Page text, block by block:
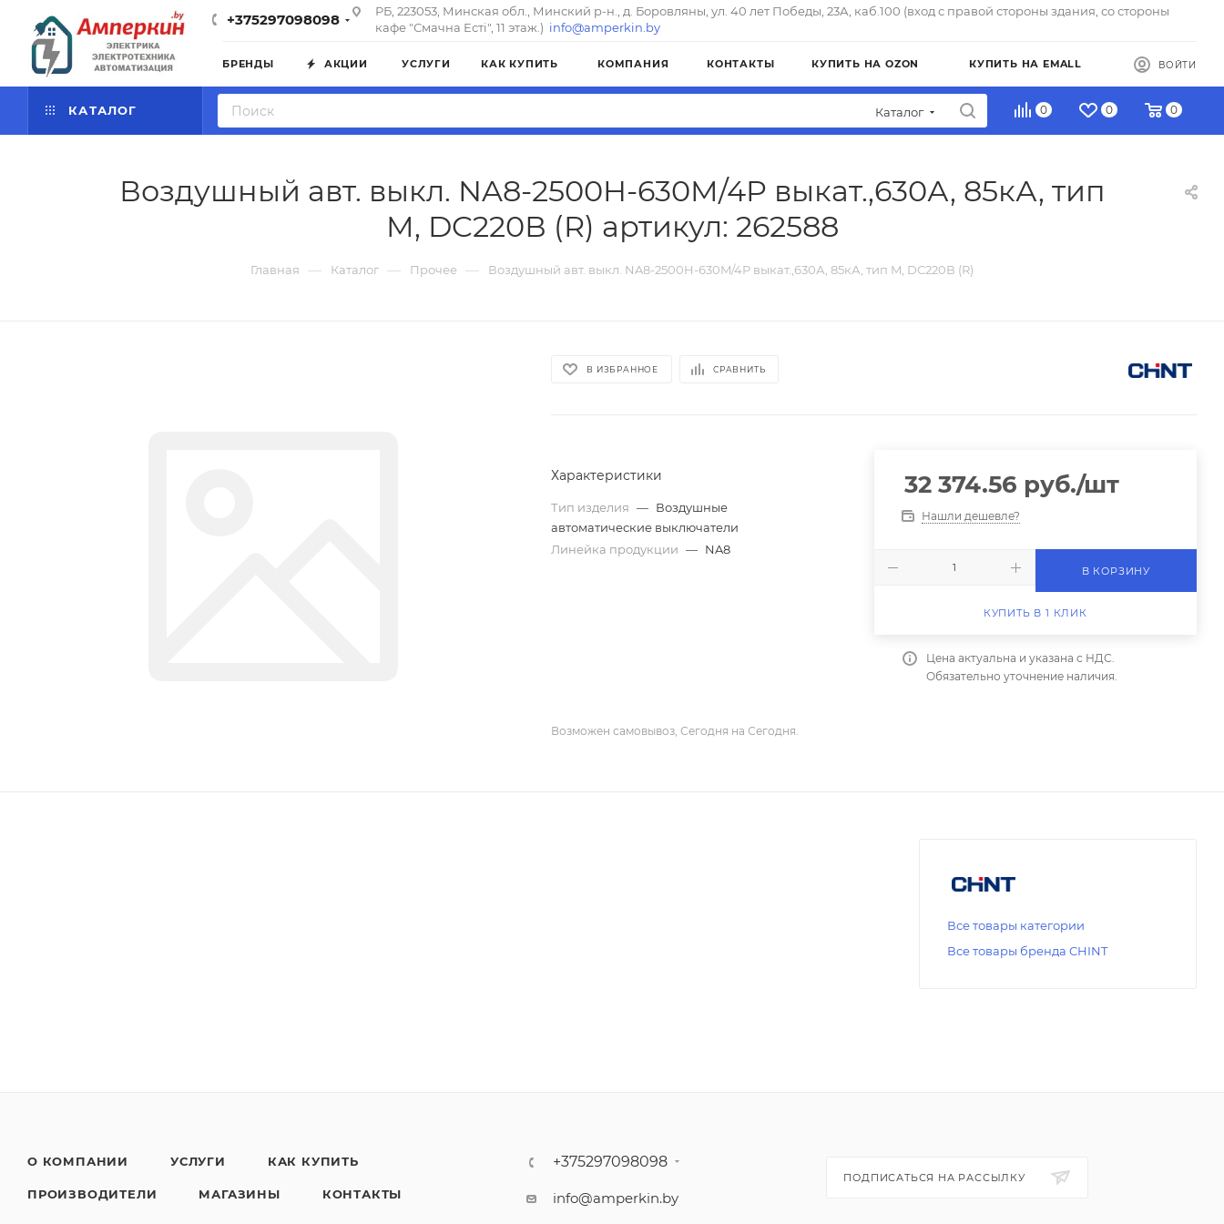
+375297098098
РБ, 223053, Минская обл., Минский р-н., д. Боровляны, ул. 40 лет Победы, 23А, каб.100 (вход с правой стороны здания, со стороны
кафе "Смачна Естi", 11 этаж.) info@amperkin.by
БРЕНДЫ АКЦИИ УСЛУГИ КАК КУПИТЬ КОМПАНИЯ КОНТАКТЫ КУПИТЬ НА OZON КУПИТЬ НА EMALL ВОЙТИ
КАТАЛОГ Каталог 0 0 0
Воздушный авт. выкл. NA8-2500H-630M/4P выкат.,630А, 85кА, тип
M, DC220В (R) артикул: 262588
Главная — Каталог — Прочее — Воздушный авт. выкл. NA8-2500H-630M/4P выкат.,630А, 85кА, тип M, DC220В (R)
В ИЗБРАННОЕ СРАВНИТЬ
Характеристики
Тип изделия — Воздушные
автоматические выключатели
Линейка продукции — NA8
32 374.56 руб./шт
Нашли дешевле?
В КОРЗИНУ
КУПИТЬ В 1 КЛИК
Цена актуальна и указана с НДС.
Обязательно уточнение наличия.
Возможен самовывоз, Сегодня на Сегодня.
Все товары категории
Все товары бренда CHINT
О КОМПАНИИ УСЛУГИ КАК КУПИТЬ
ПРОИЗВОДИТЕЛИ МАГАЗИНЫ КОНТАКТЫ
+375297098098
info@amperkin.by
ПОДПИСАТЬСЯ НА РАССЫЛКУ